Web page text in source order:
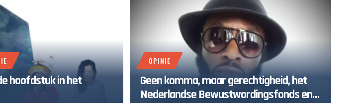
hoofdstuk in het
OPINIE
Geen komma, maar gerechtigheid, het
Nederlandse Bewustwordingsfonds en